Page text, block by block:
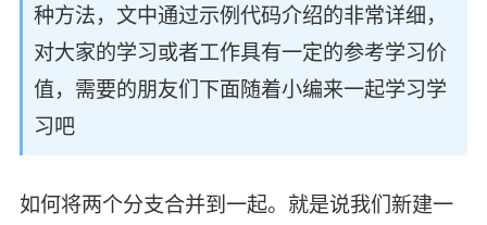
种方法，文中通过示例代码介绍的非常详细，
对大家的学习或者工作具有一定的参考学习价
值，需要的朋友们下面随着小编来一起学习学
习吧
如何将两个分支合并到一起。就是说我们新建一